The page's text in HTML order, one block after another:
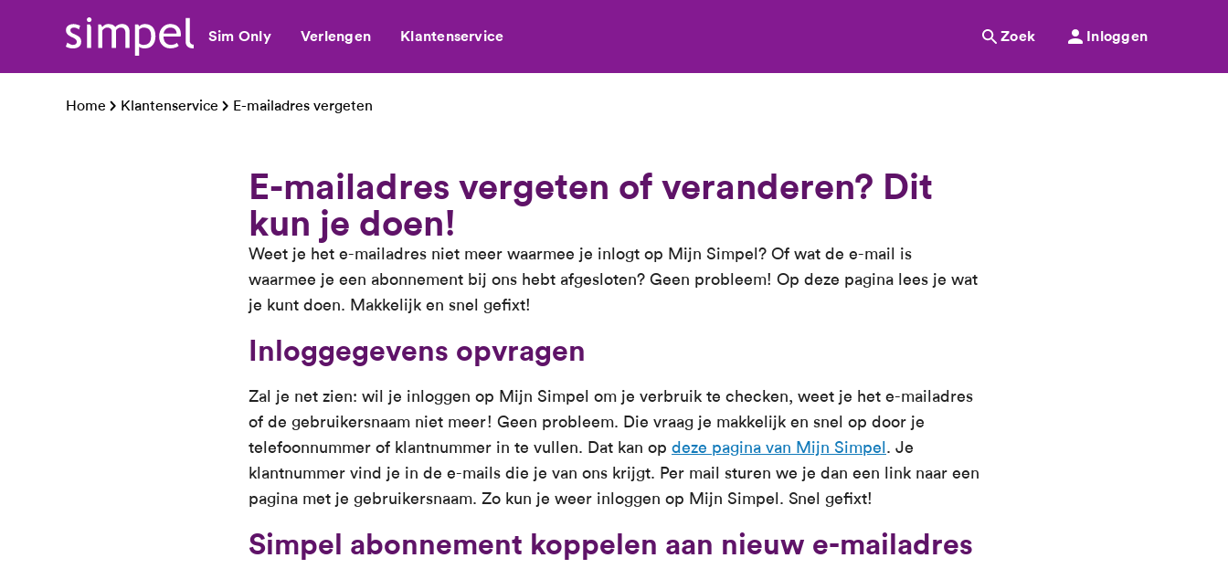
Sim Only Verlengen Klantenservice Zoek Inloggen
Home Klantenservice E-mailadres vergeten
E-mailadres vergeten of veranderen? Dit
kun je doen!
Weet je het e-mailadres niet meer waarmee je inlogt op Mijn Simpel? Of wat de e-mail is
waarmee je een abonnement bij ons hebt afgesloten? Geen probleem! Op deze pagina lees je wat
je kunt doen. Makkelijk en snel gefixt!
Inloggegevens opvragen
Zal je net zien: wil je inloggen op Mijn Simpel om je verbruik te checken, weet je het e-mailadres
of de gebruikersnaam niet meer! Geen probleem. Die vraag je makkelijk en snel op door je
telefoonnummer of klantnummer in te vullen. Dat kan op deze pagina van Mijn Simpel. Je
klantnummer vind je in de e-mails die je van ons krijgt. Per mail sturen we je dan een link naar een
pagina met je gebruikersnaam. Zo kun je weer inloggen op Mijn Simpel. Snel gefixt!
Simpel abonnement koppelen aan nieuw e-mailadres